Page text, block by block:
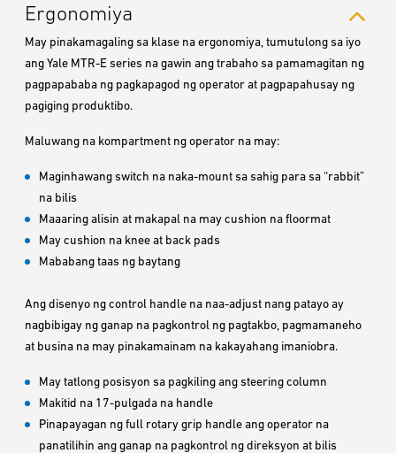
Ergonomiya
May pinakamagaling sa klase na ergonomiya, tumutulong sa iyo
ang Yale MTR-E series na gawin ang trabaho sa pamamagitan ng
pagpapababa ng pagkapagod ng operator at pagpapahusay ng
pagiging produktibo.
Maluwang na kompartment ng operator na may:
Maginhawang switch na naka-mount sa sahig para sa “rabbit”
na bilis
Maaaring alisin at makapal na may cushion na floormat
May cushion na knee at back pads
Mababang taas ng baytang
Ang disenyo ng control handle na naa-adjust nang patayo ay
nagbibigay ng ganap na pagkontrol ng pagtakbo, pagmamaneho
at busina na may pinakamainam na kakayahang imaniobra.
May tatlong posisyon sa pagkiling ang steering column
Makitid na 17-pulgada na handle
Pinapayagan ng full rotary grip handle ang operator na
panatilihin ang ganap na pagkontrol ng direksyon at bilis